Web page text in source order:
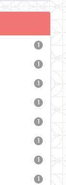
1
1
1
1
1
1
1
1